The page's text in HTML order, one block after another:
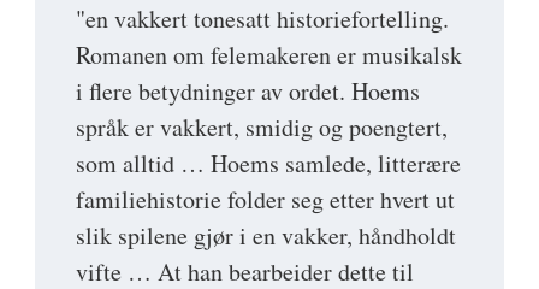
"en vakkert tonesatt historiefortelling.
Romanen om felemakeren er musikalsk
i flere betydninger av ordet. Hoems
språk er vakkert, smidig og poengtert,
som alltid … Hoems samlede, litterære
familiehistorie folder seg etter hvert ut
slik spilene gjør i en vakker, håndholdt
vifte … At han bearbeider dette til